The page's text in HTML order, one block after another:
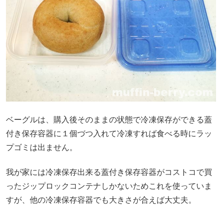
ベーグルは、購入後そのままの状態で冷凍保存ができる蓋
付き保存容器に１個づつ入れて冷凍すれば食べる時にラッ
プゴミは出ません。
我が家には冷凍保存出来る蓋付き保存容器がコストコで買
ったジップロックコンテナしかないためこれを使っていま
すが、他の冷凍保存容器でも大きさが合えば大丈夫。